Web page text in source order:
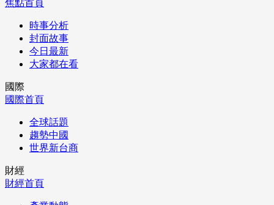
焦點首頁
時事分析
封面故事
今日最新
大家都在看
國際
國際首頁
全球話題
趨勢中國
世界新台商
財經
財經首頁